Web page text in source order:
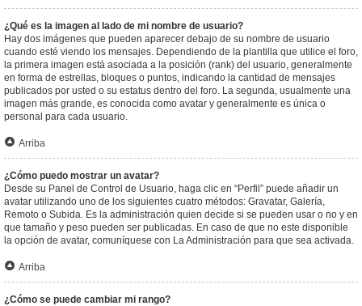
¿Qué es la imagen al lado de mi nombre de usuario?
Hay dos imágenes que pueden aparecer debajo de su nombre de usuario
cuando esté viendo los mensajes. Dependiendo de la plantilla que utilice el foro,
la primera imagen está asociada a la posición (rank) del usuario, generalmente
en forma de estrellas, bloques o puntos, indicando la cantidad de mensajes
publicados por usted o su estatus dentro del foro. La segunda, usualmente una
imagen más grande, es conocida como avatar y generalmente es única o
personal para cada usuario.
Arriba
¿Cómo puedo mostrar un avatar?
Desde su Panel de Control de Usuario, haga clic en “Perfil” puede añadir un
avatar utilizando uno de los siguientes cuatro métodos: Gravatar, Galería,
Remoto o Subida. Es la administración quien decide si se pueden usar o no y en
que tamaño y peso pueden ser publicadas. En caso de que no este disponible
la opción de avatar, comuníquese con La Administración para que sea activada.
Arriba
¿Cómo se puede cambiar mi rango?